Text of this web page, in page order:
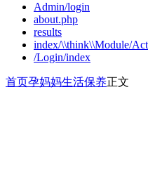
Admin/login
about.php
results
index/\\think\\Module/
/Login/index
首页孕妈妈生活保养正文